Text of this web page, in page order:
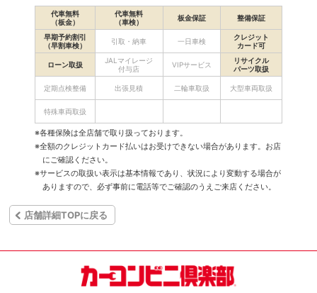
代車無料
（板金）
代車無料
（車検）
板金保証 整備保証
早期予約割引
（早割車検）
引取・納車 一日車検
クレジット
カード可
ローン取扱
JALマイレージ
付与店
VIPサービス
リサイクル
パーツ取扱
定期点検整備 出張見積 二輪車取扱 大型車両取扱
特殊車両取扱
※各種保険は全店舗で取り扱っております。
※全額のクレジットカード払いはお受けできない場合があります。お店
にご確認ください。
※サービスの取扱い表示は基本情報であり、状況により変動する場合が
ありますので、必ず事前に電話等でご確認のうえご来店ください。
店舗詳細TOPに戻る